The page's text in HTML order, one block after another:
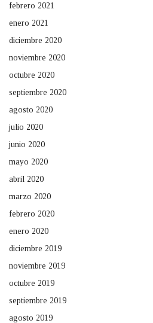
febrero 2021
enero 2021
diciembre 2020
noviembre 2020
octubre 2020
septiembre 2020
agosto 2020
julio 2020
junio 2020
mayo 2020
abril 2020
marzo 2020
febrero 2020
enero 2020
diciembre 2019
noviembre 2019
octubre 2019
septiembre 2019
agosto 2019